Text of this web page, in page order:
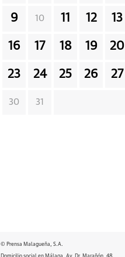
9 10 11 12 13
16 17 18 19 20
23 24 25 26 27
30 31
© Prensa Malagueña, S.A.